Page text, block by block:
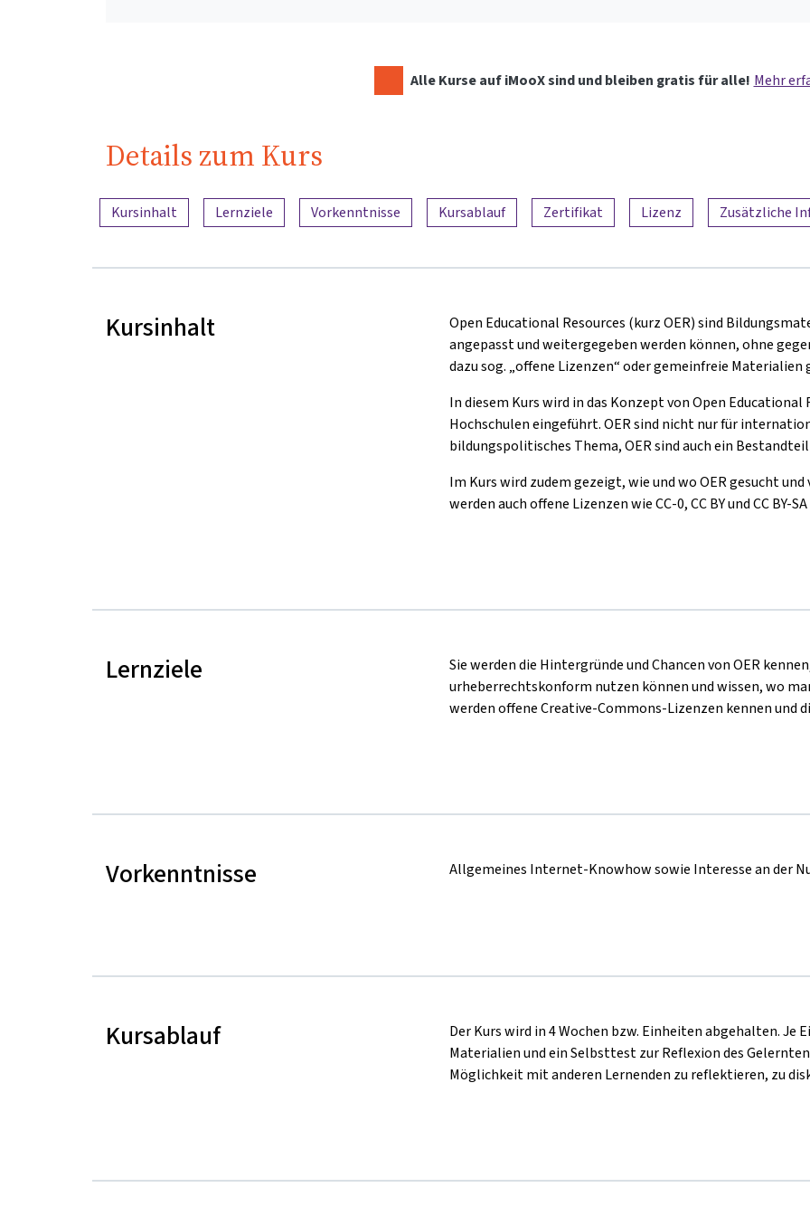
Alle Kurse auf iMooX sind und bleiben gratis für alle! Mehr
Details zum Kurs
Inhaltsübersicht
Kursinhalt Lernziele Vorkenntnisse Kursablauf Zertifikat Lizenz Zusätzliche
Kursinhalt
Open Educational Resources (kurz OER) sind
angepasst und weitergegeben werden können, ohne
dazu sog. „offene Lizenzen“ oder gemeinfreie
In diesem Kurs wird in das Konzept von Open Educational
Hochschulen eingeführt. OER sind nicht nur für
bildungspolitisches Thema, OER sind auch ein Bestandteil
Im Kurs wird zudem gezeigt, wie und wo OER gesucht
werden auch offene Lizenzen wie CC-0, CC BY und CC BY-
Lernziele
Sie werden die Hintergründe und Chancen von OER
urheberrechtskonform nutzen können und wissen, wo
werden offene Creative-Commons-Lizenzen kennen und
Vorkenntnisse Allgemeines Internet-Knowhow sowie Interesse an der
Kursablauf
Der Kurs wird in 4 Wochen bzw. Einheiten abgehalten. Je
Materialien und ein Selbsttest zur Reflexion des
Möglichkeit mit anderen Lernenden zu reflektieren, zu